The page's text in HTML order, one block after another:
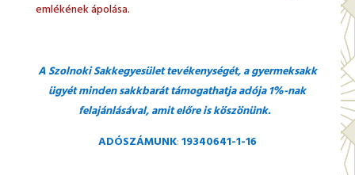
emlékének ápolása.
A Szolnoki Sakkegyesület tevékenységét, a gyermeksakk
ügyét minden sakkbarát támogathatja adója 1%-nak
felajánlásával, amit előre is köszönünk.
ADÓSZÁMUNK:19340641-1-16